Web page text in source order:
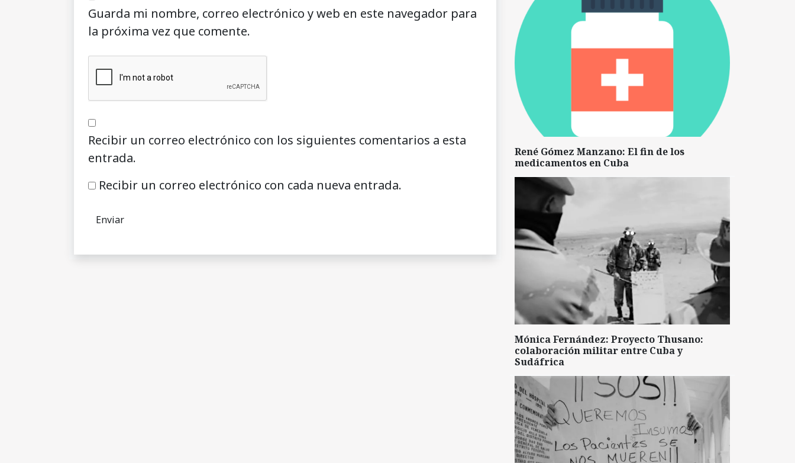
Guarda mi nombre, correo electrónico y web en este navegador para
la próxima vez que comente.
Recibir un correo electrónico con los siguientes comentarios a esta
entrada.
Recibir un correo electrónico con cada nueva entrada.
René Gómez Manzano: El fin de los
medicamentos en Cuba
Mónica Fernández: Proyecto Thusano:
colaboración militar entre Cuba y
Sudáfrica